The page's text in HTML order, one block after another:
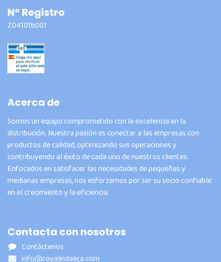
Nº Registro
Z04101b001
Acerca de
Somos un equipo comprometido con la excelencia en la
distribución. Nuestra pasión es conectar a las empresas con
productos de calidad, optimizando sus operaciones y
contribuyendo al éxito de cada uno de nuestros clientes.
Enfocados en satisfacer las necesidades de pequeñas y
medianas empresas, nos esforzamos por ser su socio confiable
en el crecimiento y la eficiencia.
Contacta con nosotros
Contáctenos
info@royalindalica.com